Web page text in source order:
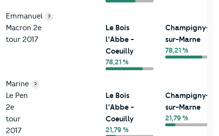
Emmanuel
Macron 2e
tour 2017
?
Le Bois
l'Abbe -
Coeuilly
78,21 %
Champigny-
sur-Marne
78,21 %
Marine
Le Pen
2e
tour
2017
?
Le Bois
l'Abbe -
Coeuilly
21,79 %
Champigny-
sur-Marne
21,79 %